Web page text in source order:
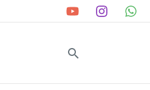
para
Pesquisar